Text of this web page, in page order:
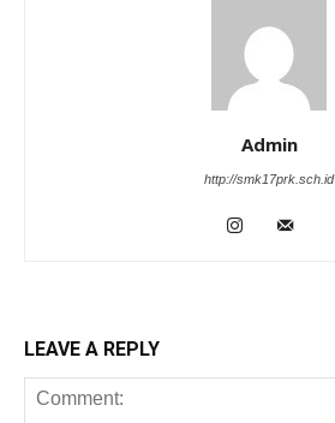
Admin
http://smk17prk.sch.id
LEAVE A REPLY